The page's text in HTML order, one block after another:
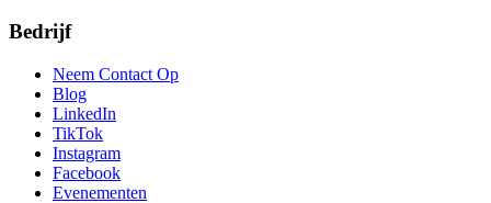
Bedrijf
Neem Contact Op
Blog
LinkedIn
TikTok
Instagram
Facebook
Evenementen